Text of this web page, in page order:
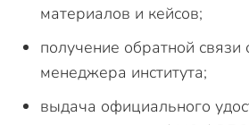
материалов и кейсов;
получение обратной связи
менеджера института;
выдача официального